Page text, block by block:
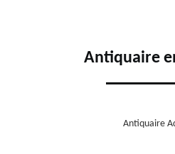
Antiquaire
Antiquaire